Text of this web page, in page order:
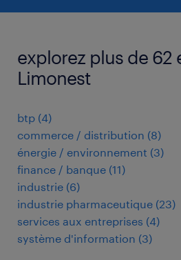
explorez plus de 62
Limonest
btp (4)
commerce / distribution (8)
énergie / environnement (3)
finance / banque (11)
industrie (6)
industrie pharmaceutique (23)
services aux entreprises (4)
système d'information (3)